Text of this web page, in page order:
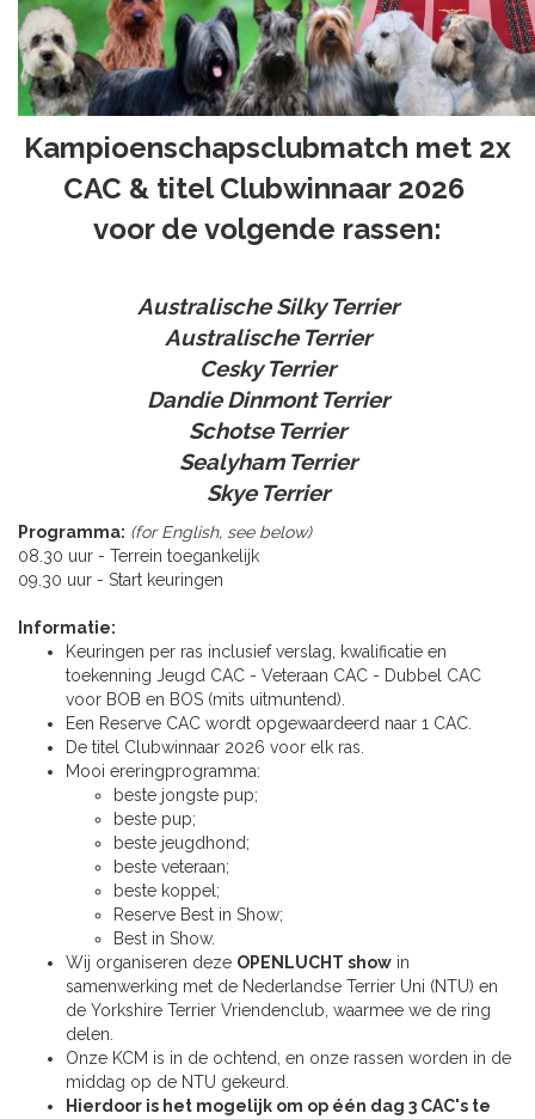
Kampioenschapsclubmatch met 2x
CAC & titel Clubwinnaar 2026
voor de volgende rassen:
Australische Silky Terrier
Australische Terrier
Cesky Terrier
Dandie Dinmont Terrier
Schotse Terrier
Sealyham Terrier
Skye Terrier
Programma: (for English, see below)
08.30 uur - Terrein toegankelijk
09.30 uur - Start keuringen
Informatie:
Keuringen per ras inclusief verslag, kwalificatie en
toekenning Jeugd CAC - Veteraan CAC - Dubbel CAC
voor BOB en BOS (mits uitmuntend).
Een Reserve CAC wordt opgewaardeerd naar 1 CAC.
De titel Clubwinnaar 2026 voor elk ras.
Mooi ereringprogramma:
beste jongste pup;
beste pup;
beste jeugdhond;
beste veteraan;
beste koppel;
Reserve Best in Show;
Best in Show.
Wij organiseren deze OPENLUCHT show in
samenwerking met de Nederlandse Terrier Uni (NTU) en
de Yorkshire Terrier Vriendenclub, waarmee we de ring
delen.
Onze KCM is in de ochtend, en onze rassen worden in de
middag op de NTU gekeurd.
Hierdoor is het mogelijk om op één dag 3 CAC's te